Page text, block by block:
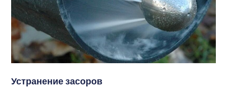
Устранение засоров